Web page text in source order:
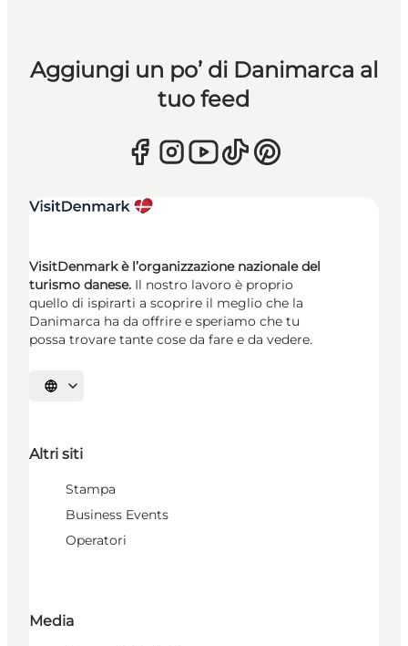
Aggiungi un po’ di Danimarca al
tuo feed
VisitDenmark è l’organizzazione nazionale del
turismo danese. Il nostro lavoro è proprio
quello di ispirarti a scoprire il meglio che la
Danimarca ha da offrire e speriamo che tu
possa trovare tante cose da fare e da vedere.
Seleziona la lingua
Altri siti
Stampa
Business Events
Operatori
Media